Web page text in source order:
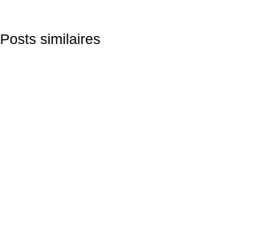
Posts similaires